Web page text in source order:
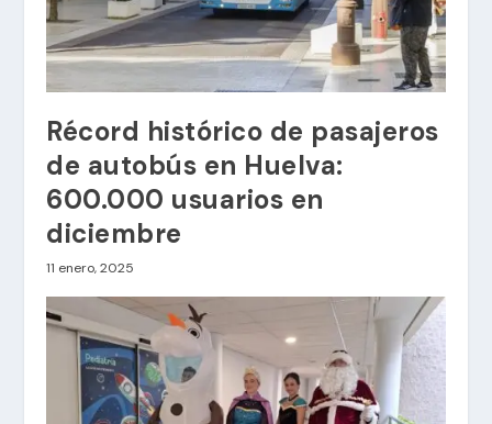
Récord histórico de pasajeros
de autobús en Huelva:
600.000 usuarios en
diciembre
11 enero, 2025